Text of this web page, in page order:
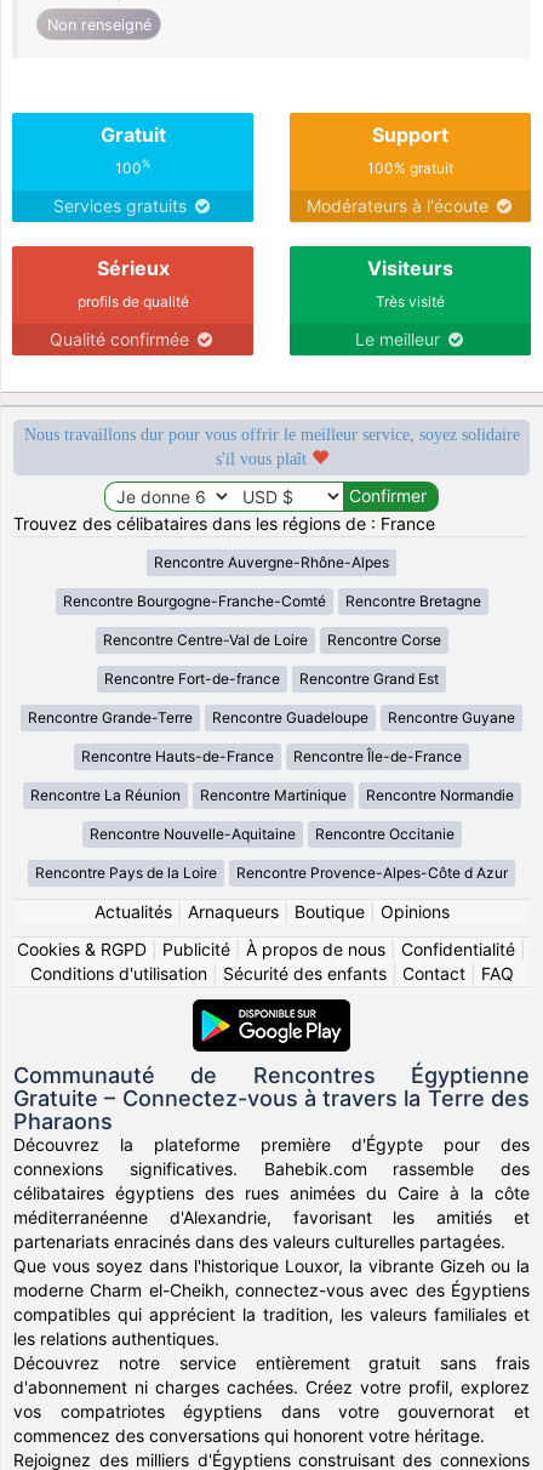
Non renseigné
Gratuit
100%
Services gratuits
Support
100% gratuit
Modérateurs à l'écoute
Sérieux
profils de qualité
Qualité confirmée
Visiteurs
Très visité
Le meilleur
Nous travaillons dur pour vous offrir le meilleur service, soyez solidaire
s'il vous plaît
Trouvez des célibataires dans les régions de : France
Rencontre Auvergne-Rhône-Alpes
Rencontre Bourgogne-Franche-Comté Rencontre Bretagne
Rencontre Centre-Val de Loire Rencontre Corse
Rencontre Fort-de-france Rencontre Grand Est
Rencontre Grande-Terre Rencontre Guadeloupe Rencontre Guyane
Rencontre Hauts-de-France Rencontre Île-de-France
Rencontre La Réunion Rencontre Martinique Rencontre Normandie
Rencontre Nouvelle-Aquitaine Rencontre Occitanie
Rencontre Pays de la Loire Rencontre Provence-Alpes-Côte d Azur
Actualités| Arnaqueurs| Boutique| Opinions
Cookies & RGPD
Publicité À propos de nous Confidentialité
Conditions d'utilisation| Sécurité des enfants| Contact| FAQ
Communauté de Rencontres Égyptienne
Gratuite – Connectez-vous à travers la Terre des
Pharaons
Découvrez la plateforme première d'Égypte pour des
connexions significatives. Bahebik.com rassemble des
célibataires égyptiens des rues animées du Caire à la côte
méditerranéenne d'Alexandrie, favorisant les amitiés et
partenariats enracinés dans des valeurs culturelles partagées.
Que vous soyez dans l'historique Louxor, la vibrante Gizeh ou la
moderne Charm el-Cheikh, connectez-vous avec des Égyptiens
compatibles qui apprécient la tradition, les valeurs familiales et
les relations authentiques.
Découvrez notre service entièrement gratuit sans frais
d'abonnement ni charges cachées. Créez votre profil, explorez
vos compatriotes égyptiens dans votre gouvernorat et
commencez des conversations qui honorent votre héritage.
Rejoignez des milliers d'Égyptiens construisant des connexions